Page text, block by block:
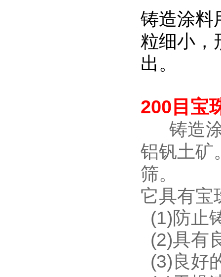
铸造涂料
粒细小，
出。
200目宝
铸造
铝钒土矿
筛。
它具有宝
(1)防止
(2)具有
(3)良好